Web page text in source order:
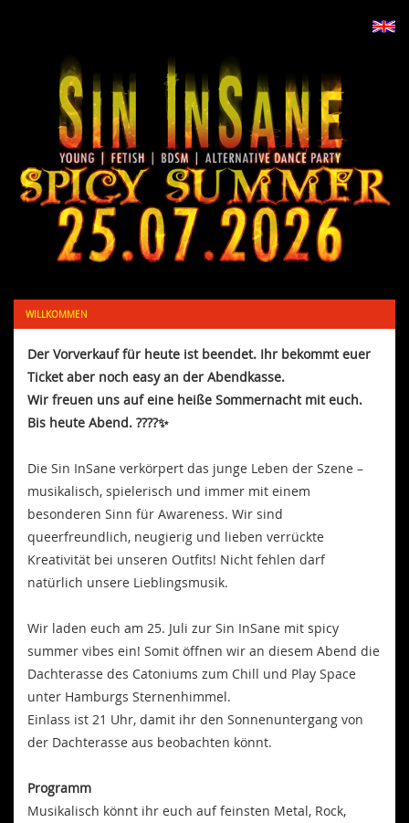
WILLKOMMEN
Der Vorverkauf für heute ist beendet. Ihr bekommt euer
Ticket aber noch easy an der Abendkasse.
Wir freuen uns auf eine heiße Sommernacht mit euch.
Bis heute Abend. ????✨
Die Sin InSane verkörpert das junge Leben der Szene –
musikalisch, spielerisch und immer mit einem
besonderen Sinn für Awareness. Wir sind
queerfreundlich, neugierig und lieben verrückte
Kreativität bei unseren Outfits! Nicht fehlen darf
natürlich unsere Lieblingsmusik.
Wir laden euch am 25. Juli zur Sin InSane mit spicy
summer vibes ein! Somit öffnen wir an diesem Abend die
Dachterasse des Catoniums zum Chill und Play Space
unter Hamburgs Sternenhimmel.
Einlass ist 21 Uhr, damit ihr den Sonnenuntergang von
der Dachterasse aus beobachten könnt.
Programm
Musikalisch könnt ihr euch auf feinsten Metal, Rock,